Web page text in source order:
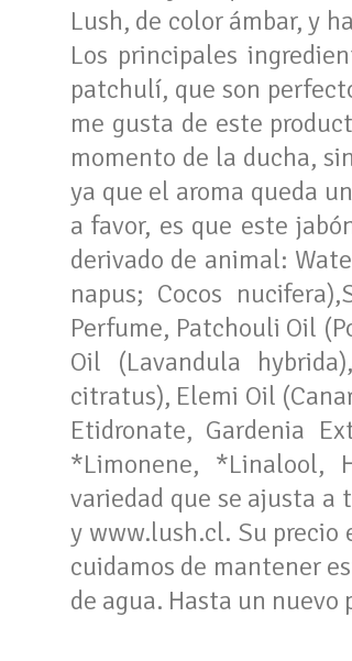
Lush, de color ámbar, y
Los principales
patchulí, que son
me gusta de este
momento de la ducha,
ya que el aroma queda
a favor, es que este
derivado de animal:
napus; Cocos
Perfume, Patchouli Oil
Oil (Lavandula
citratus), Elemi Oil
Etidronate, Gardenia
*Limonene, *Linalool,
variedad que se ajusta a
y www.lush.cl. Su precio
cuidamos de mantener
de agua. Hasta un nuevo